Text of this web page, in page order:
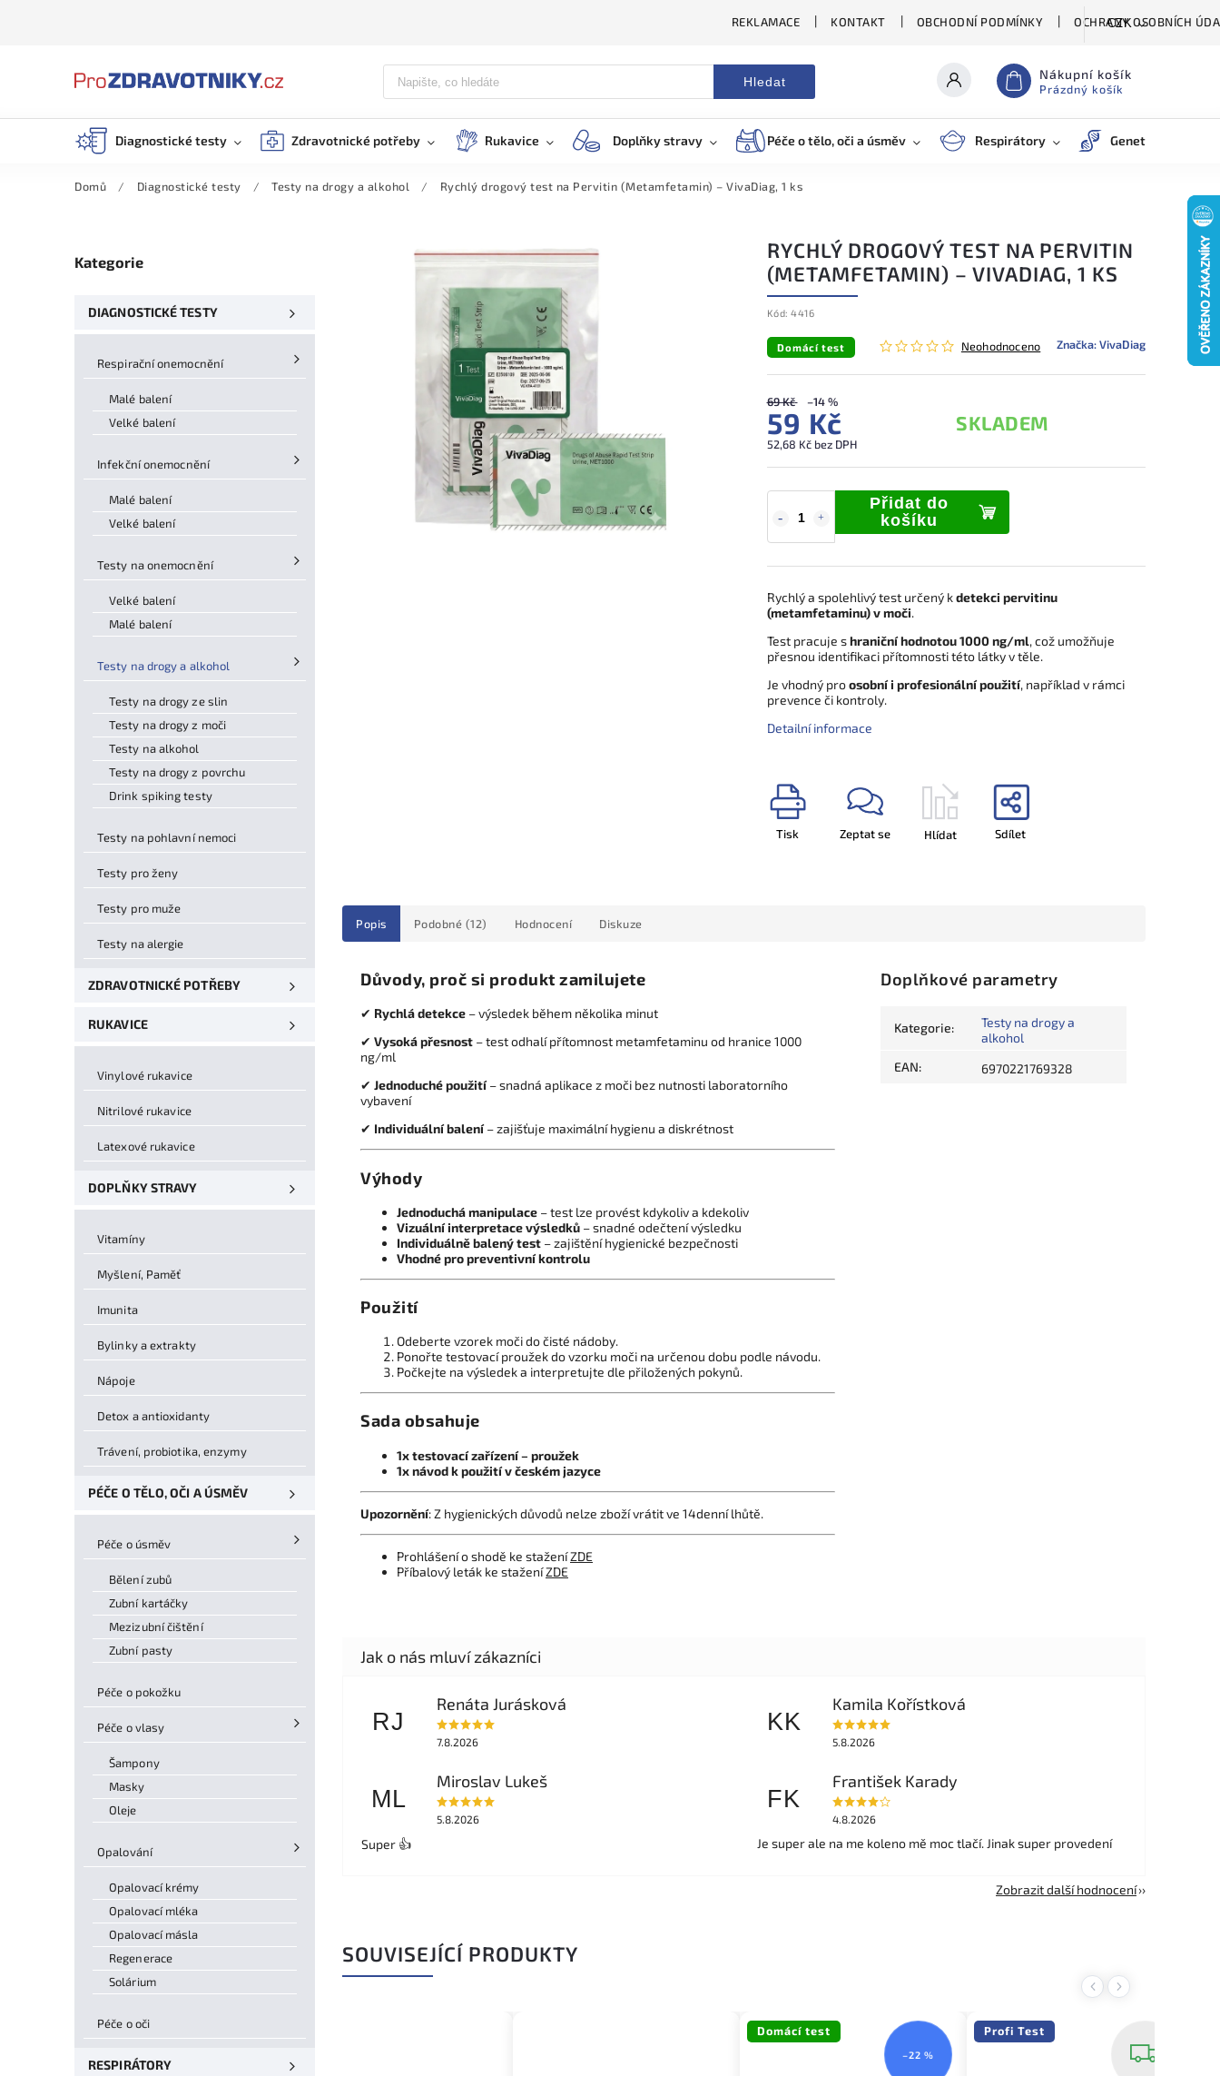
REKLAMACE KONTAKT OBCHODNÍ PODMÍNKY OCHRANY OSOBNÍCH
CZK
Hledat Nákupní košík
Prázdný košík
Diagnostické testy Zdravotnické potřeby Rukavice Doplňky stravy Péče o tělo, oči a úsměv Respirátory Genetické testy
Domů / Diagnostické testy / Testy na drogy a alkohol / Rychlý drogový test na Pervitin (Metamfetamin) – VivaDiag, 1 ks
Kategorie
DIAGNOSTICKÉ TESTY
Respirační onemocnění
Malé balení
Velké balení
Infekční onemocnění
Malé balení
Velké balení
Testy na onemocnění
Velké balení
Malé balení
Testy na drogy a alkohol
Testy na drogy ze slin
Testy na drogy z moči
Testy na alkohol
Testy na drogy z povrchu
Drink spiking testy
Testy na pohlavní nemoci
Testy pro ženy
Testy pro muže
Testy na alergie
ZDRAVOTNICKÉ POTŘEBY
RUKAVICE
Vinylové rukavice
Nitrilové rukavice
Latexové rukavice
DOPLŇKY STRAVY
Vitamíny
Myšlení, Paměť
Imunita
Bylinky a extrakty
Nápoje
Detox a antioxidanty
Trávení, probiotika, enzymy
PÉČE O TĚLO, OČI A ÚSMĚV
Péče o úsměv
Bělení zubů
Zubní kartáčky
Mezizubní čištění
Zubní pasty
Péče o pokožku
Péče o vlasy
Šampony
Masky
Oleje
Opalování
Opalovací krémy
Opalovací mléka
Opalovací másla
Regenerace
Solárium
Péče o oči
RESPIRÁTORY
RYCHLÝ DROGOVÝ TEST NA PERVITIN
(METAMFETAMIN) – VIVADIAG, 1 KS
Kód: 4416
Domácí test Neohodnoceno Značka:VivaDiag
69 Kč –14 %
59 Kč
52,68 Kč bez DPH
SKLADEM
Přidat do
košíku
Rychlý a spolehlivý test určený kdetekci pervitinu
(metamfetaminu) v moči.
Test pracuje shraniční hodnotou 1000 ng/ml, což umožňuje
přesnou identifikaci přítomnosti této látky v těle.
Je vhodný proosobní i profesionální použití, například v rámci
prevence či kontroly.
Detailní informace
Tisk Zeptat se Hlídat Sdílet
Popis Podobné (12) Hodnocení Diskuze
Důvody, proč si produkt zamilujete
✔ Rychlá detekce – výsledek během několika minut
✔ Vysoká přesnost – test odhalí přítomnost metamfetaminu od hranice 1000
ng/ml
✔ Jednoduché použití– snadná aplikace z moči bez nutnosti laboratorního
vybavení
✔ Individuální balení– zajišťuje maximální hygienu a diskrétnost
Výhody
Jednoduchá manipulace – test lze provést kdykoliv a kdekoliv
Vizuální interpretace výsledků – snadné odečtení výsledku
Individuálně balený test – zajištění hygienické bezpečnosti
Vhodné pro preventivní kontrolu
Použití
Odeberte vzorek moči do čisté nádoby.
Ponořte testovací proužek do vzorku moči na určenou dobu podle návodu.
Počkejte na výsledek a interpretujte dle přiložených pokynů.
Sada obsahuje
1x testovací zařízení – proužek
1x návod k použití v českém jazyce
Upozornění: Z hygienických důvodů nelze zboží vrátit ve 14denní lhůtě.
Prohlášení o shodě ke staženíZDE
Příbalový leták ke staženíZDE
Doplňkové parametry
Kategorie:
Testy na drogy a
alkohol
EAN: 6970221769328
RJ
Renáta Jurásková
7.8.2026
KK
Kamila Kořístková
5.8.2026
ML
Miroslav Lukeš
5.8.2026
Super 👍
FK
František Karady
4.8.2026
Je super ale na me koleno mě moc tlačí. Jinak super provedení
Zobrazit další hodnocení
SOUVISEJÍCÍ PRODUKTY
Previous
Domácí test Domácí test
–22 %
Profi Test
Next